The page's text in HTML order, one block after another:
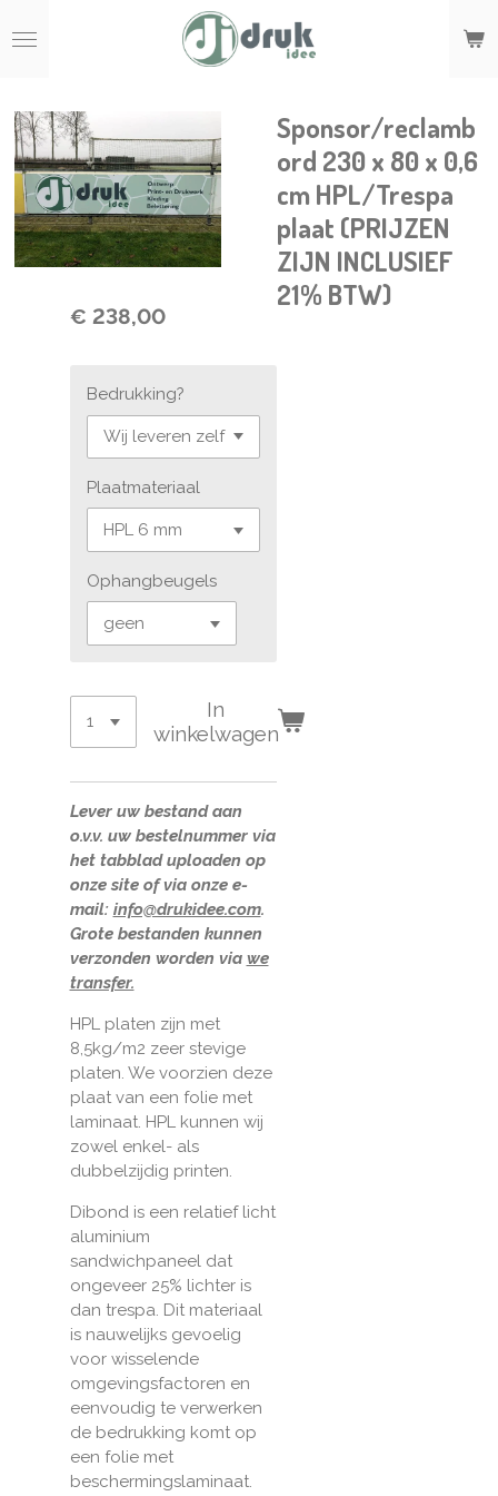
direct
hoofdinhoud
Sponsor/reclamb
ord 230 x 80 x 0,6
cm HPL/Trespa
plaat (PRIJZEN
ZIJN INCLUSIEF
21% BTW)
€ 238,00
Bedrukking?
Plaatmateriaal
Ophangbeugels
In
winkelwagen
Lever uw bestand aan
o.v.v. uw bestelnummer via
het tabblad uploaden op
onze site of via onze e-
mail: info@drukidee.com.
Grote bestanden kunnen
verzonden worden via we
transfer.
HPL platen zijn met
8,5kg/m2 zeer stevige
platen. We voorzien deze
plaat van een folie met
laminaat. HPL kunnen wij
zowel enkel- als
dubbelzijdig printen.
Dibond is een relatief licht
aluminium
sandwichpaneel dat
ongeveer 25% lichter is
dan trespa. Dit materiaal
is nauwelijks gevoelig
voor wisselende
omgevingsfactoren en
eenvoudig te verwerken
de bedrukking komt op
een folie met
beschermingslaminaat.